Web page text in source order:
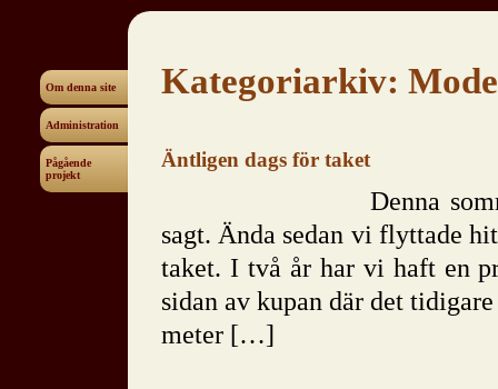
Om denna site
Administration
Pågående
projekt
Kategoriarkiv:
Äntligen dags för taket
Denna
sagt. Ända sedan vi flyttade
taket. I två år har vi haft en
sidan av kupan där det
meter […]